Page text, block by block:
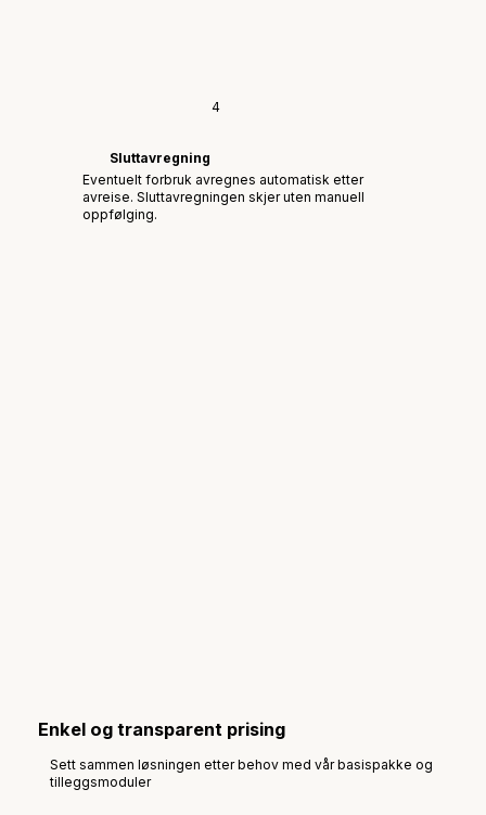
Sluttavregning
Eventuelt forbruk avregnes automatisk etter
avreise. Sluttavregningen skjer uten manuell
oppfølging.
4
Enkel og transparent prising
Sett sammen løsningen etter behov med vår basispakke og
tilleggsmoduler